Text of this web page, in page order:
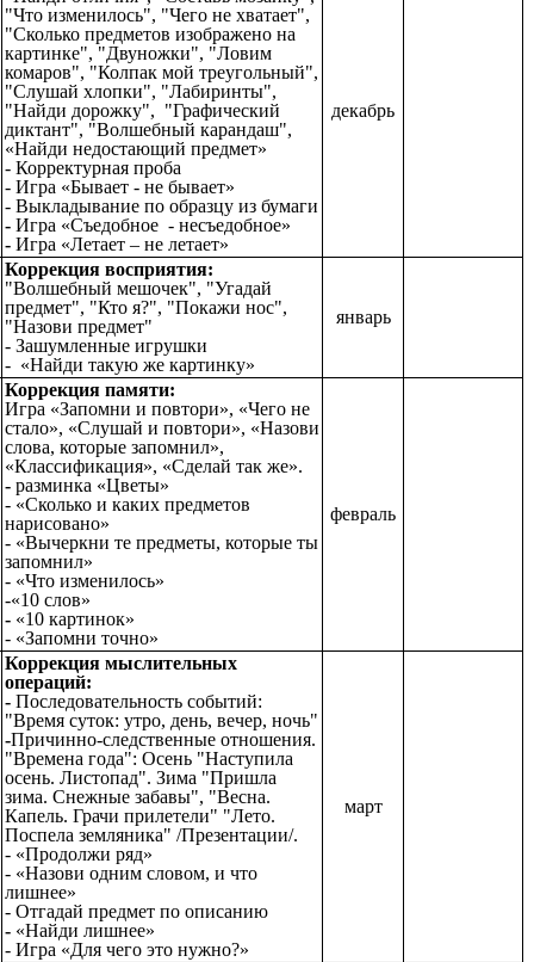
"Что изменилось", "Чего не хватает",
"Сколько предметов изображено на
картинке", "Двуножки", "Ловим
комаров", "Колпак мой треугольный",
"Слушай хлопки", "Лабиринты",
"Найди дорожку", "Графический
диктант", "Волшебный карандаш",
«Найди недостающий предмет»
- Корректурная проба
- Игра «Бывает - не бывает»
- Выкладывание по образцу из бумаги
-Игра «Съедобное - несъедобное»
-Игра «Летает – не летает»
декабрь
Коррекция восприятия:
"Волшебный мешочек", "Угадай
предмет", "Кто я?", "Покажи нос",
"Назови предмет"
- Зашумленные игрушки
- «Найди такую же картинку»
январь
Коррекция памяти:
Игра «Запомни и повтори», «Чего не
стало», «Слушай и повтори», «Назови
слова, которые запомнил»,
«Классификация», «Сделай так же».
-разминка «Цветы»
- «Сколько и каких предметов
нарисовано»
- «Вычеркни те предметы, которые ты
запомнил»
- «Что изменилось»
-«10 слов»
- «10 картинок»
- «Запомни точно»
февраль
Коррекция мыслительных
операций:
-Последовательность событий:
"Время суток: утро, день, вечер, ночь"
-Причинно-следственные отношения.
"Времена года": Осень "Наступила
осень. Листопад". Зима "Пришла
зима. Снежные забавы", "Весна.
Капель. Грачи прилетели" "Лето.
Поспела земляника" /Презентации/.
- «Продолжи ряд»
- «Назови одним словом, и что
лишнее»
- Отгадай предмет по описанию
- «Найди лишнее»
- Игра «Для чего это нужно?»
март